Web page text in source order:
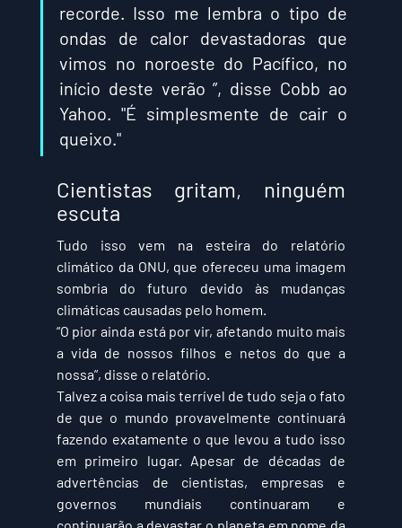
recorde. Isso me lembra o tipo de
ondas de calor devastadoras que
vimos no noroeste do Pacífico, no
início deste verão ”, disse Cobb ao
Yahoo. "É simplesmente de cair o
queixo."
Cientistas gritam, ninguém
escuta
Tudo isso vem na esteira do relatório
climático da ONU, que ofereceu uma imagem
sombria do futuro devido às mudanças
climáticas causadas pelo homem.
“O pior ainda está por vir, afetando muito mais
a vida de nossos filhos e netos do que a
nossa”, disse o relatório.
Talvez a coisa mais terrível de tudo seja o fato
de que o mundo provavelmente continuará
fazendo exatamente o que levou a tudo isso
em primeiro lugar. Apesar de décadas de
advertências de cientistas, empresas e
governos mundiais continuaram e
continuarão a devastar o planeta em nome da